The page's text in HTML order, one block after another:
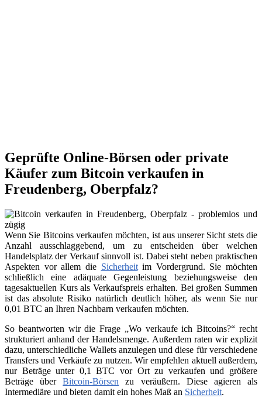
Geprüfte Online-Börsen oder private
Käufer zum Bitcoin verkaufen in
Freudenberg, Oberpfalz?
Wenn Sie Bitcoins verkaufen möchten, ist aus unserer Sicht stets die
Anzahl ausschlaggebend, um zu entscheiden über welchen
Handelsplatz der Verkauf sinnvoll ist. Dabei steht neben praktischen
Aspekten vor allem die Sicherheitim Vordergrund. Sie möchten
schließlich eine adäquate Gegenleistung beziehungsweise den
tagesaktuellen Kurs als Verkaufspreis erhalten. Bei großen Summen
ist das absolute Risiko natürlich deutlich höher, als wenn Sie nur
0,01 BTC an Ihren Nachbarn verkaufen möchten.
So beantworten wir die Frage „Wo verkaufe ich Bitcoins?“ recht
strukturiert anhand der Handelsmenge. Außerdem raten wir explizit
dazu, unterschiedliche Wallets anzulegen und diese für verschiedene
Transfers und Verkäufe zu nutzen. Wir empfehlen aktuell außerdem,
nur Beträge unter 0,1 BTC vor Ort zu verkaufen und größere
Beträge überBitcoin-Börsen zu veräußern. Diese agieren als
Intermediäre und bieten damit ein hohes Maß an Sicherheit.